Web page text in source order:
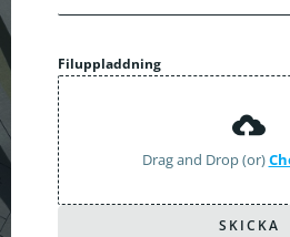
Filuppladdning
Drag and Drop (or)
SKICKA